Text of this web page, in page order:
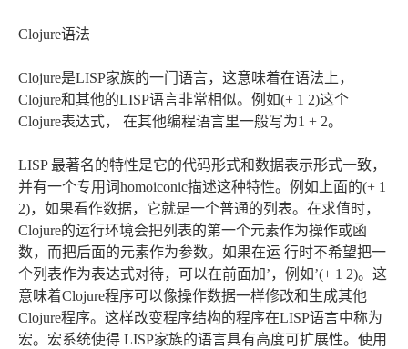
Clojure语法
Clojure是LISP家族的一门语言，这意味着在语法上，
Clojure和其他的LISP语言非常相似。例如(+ 1 2)这个
Clojure表达式， 在其他编程语言里一般写为1 + 2。
LISP 最著名的特性是它的代码形式和数据表示形式一致，
并有一个专用词homoiconic描述这种特性。例如上面的(+ 1
2)，如果看作数据，它就是一个普通的列表。在求值时，
Clojure的运行环境会把列表的第一个元素作为操作或函
数，而把后面的元素作为参数。如果在运 行时不希望把一
个列表作为表达式对待，可以在前面加’，例如’(+ 1 2)。这
意味着Clojure程序可以像操作数据一样修改和生成其他
Clojure程序。这样改变程序结构的程序在LISP语言中称为
宏。宏系统使得 LISP家族的语言具有高度可扩展性。使用